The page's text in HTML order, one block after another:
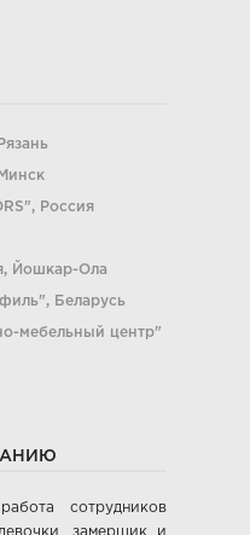
Россия
Йошкар-Ола
Беларусь
мебельный центр"
сотрудников
замерщик и